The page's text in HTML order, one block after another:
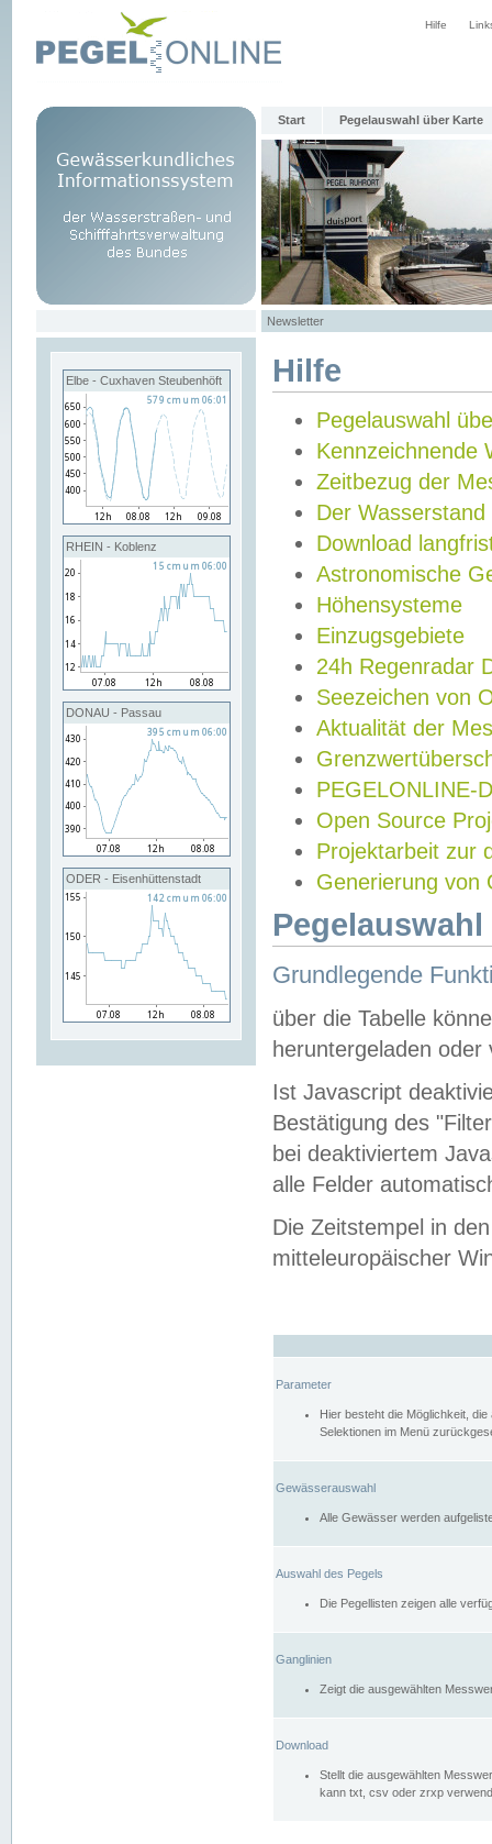
Hilfe
Start Pegelauswahl über Karte
Newsletter
Elbe - Cuxhaven Steubenhöft
RHEIN - Koblenz
DONAU - Passau
ODER - Eisenhüttenstadt
Hilfe
Pegelauswahl
Kennzeichnende
Zeitbezug der
Der Wasserstand
Download
Astronomische
Höhensysteme
Einzugsgebiete
24h Regenradar
Seezeichen von
Aktualität der
PEGELONLINE-
Open Source
Projektarbeit zur
Generierung von
Grundlegende
über die Tabelle
heruntergeladen oder
Ist Javascript
Bestätigung des
bei deaktiviertem
alle Felder
Die Zeitstempel in
mitteleuropäischer
Parameter
Hier besteht die Möglichkeit,
Selektionen im Menü
Gewässerauswahl
Alle Gewässer werden
Auswahl des Pegels
Die Pegellisten zeigen alle
Ganglinien
Zeigt die ausgewählten
Download
Stellt die ausgewählten
kann txt, csv oder zrxp